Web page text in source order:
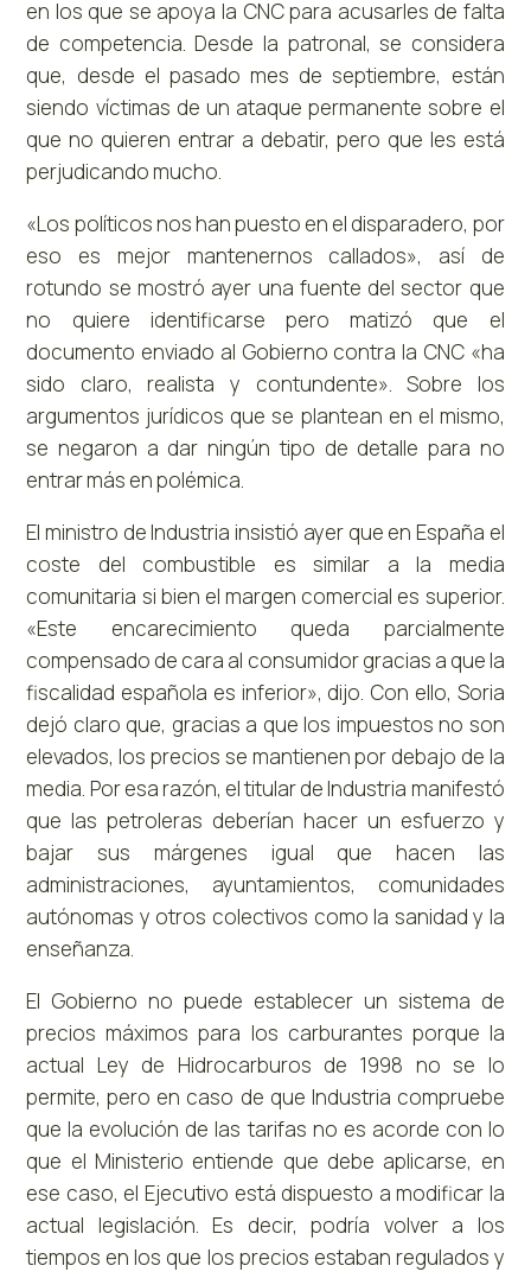
en los que se apoya la CNC para acusarles de falta
de competencia. Desde la patronal, se considera
que, desde el pasado mes de septiembre, están
siendo víctimas de un ataque permanente sobre el
que no quieren entrar a debatir, pero que les está
perjudicando mucho.
«Los políticos nos han puesto en el disparadero, por
eso es mejor mantenernos callados», así de
rotundo se mostró ayer una fuente del sector que
no quiere identificarse pero matizó que el
documento enviado al Gobierno contra la CNC «ha
sido claro, realista y contundente». Sobre los
argumentos jurídicos que se plantean en el mismo,
se negaron a dar ningún tipo de detalle para no
entrar más en polémica.
El ministro de Industria insistió ayer que en España el
coste del combustible es similar a la media
comunitaria si bien el margen comercial es superior.
«Este encarecimiento queda parcialmente
compensado de cara al consumidor gracias a que la
fiscalidad española es inferior», dijo. Con ello, Soria
dejó claro que, gracias a que los impuestos no son
elevados, los precios se mantienen por debajo de la
media. Por esa razón, el titular de Industria manifestó
que las petroleras deberían hacer un esfuerzo y
bajar sus márgenes igual que hacen las
administraciones, ayuntamientos, comunidades
autónomas y otros colectivos como la sanidad y la
enseñanza.
El Gobierno no puede establecer un sistema de
precios máximos para los carburantes porque la
actual Ley de Hidrocarburos de 1998 no se lo
permite, pero en caso de que Industria compruebe
que la evolución de las tarifas no es acorde con lo
que el Ministerio entiende que debe aplicarse, en
ese caso, el Ejecutivo está dispuesto a modificar la
actual legislación. Es decir, podría volver a los
tiempos en los que los precios estaban regulados y